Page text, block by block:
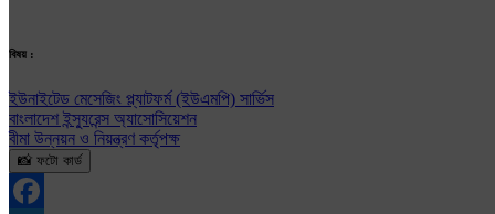
বিষয় :
ইউনাইটেড মেসেজিং প্ল্যাটফর্ম (ইউএমপি) সার্ভিস
বাংলাদেশ ইন্স্যুরেন্স অ্যাসোসিয়েশন
বীমা উন্নয়ন ও নিয়ন্ত্রণ কর্তৃপক্ষ
📸 ফটো কার্ড